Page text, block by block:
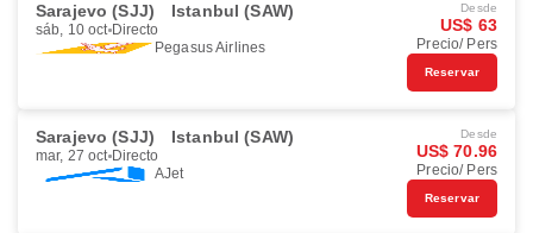
Sarajevo (SJJ) Istanbul (SAW)
sáb, 10 oct Directo
Pegasus Airlines
Desde
US$ 63
Precio/ Pers
Reservar
Sarajevo (SJJ) Istanbul (SAW)
mar, 27 oct Directo
AJet
Desde
US$ 70.96
Precio/ Pers
Reservar